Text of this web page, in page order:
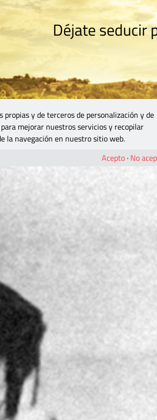
Déjate seducir
y de terceros de personalización y de
mejorar nuestros servicios y recopilar
la navegación en nuestro sitio web.
Acepto · No